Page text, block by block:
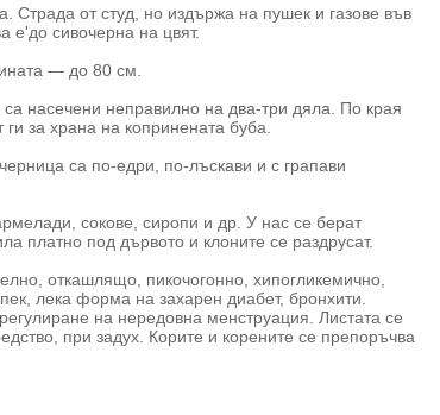
Страда от студ, но издържа на пушек и газове във
е'до сивочерна на цвят.
— до 80 см.
насечени неправилно на два-три дяла. По края
за храна на копринената буба.
са по-едри, по-лъскави и с грапави
сокове, сиропи и др. У нас се берат
платно под дървото и клоните се раздрусат.
откашлящо, пикочогонно, хипогликемично,
лека форма на захарен диабет, бронхити.
на нередовна менструация. Листата се
при задух. Корите и корените се препоръчва